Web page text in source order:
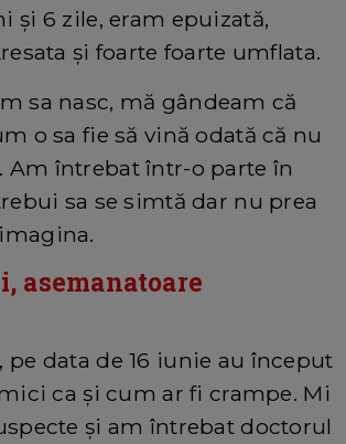
și 6 zile, eram epuizată,
și foarte foarte umflata.
sa nasc, mă gândeam că
o sa fie să vină odată că nu
Am întrebat într-o parte în
sa se simtă dar nu prea
asemanatoare
pe data de 16 iunie au început
ca și cum ar fi crampe. Mi
și am întrebat doctorul